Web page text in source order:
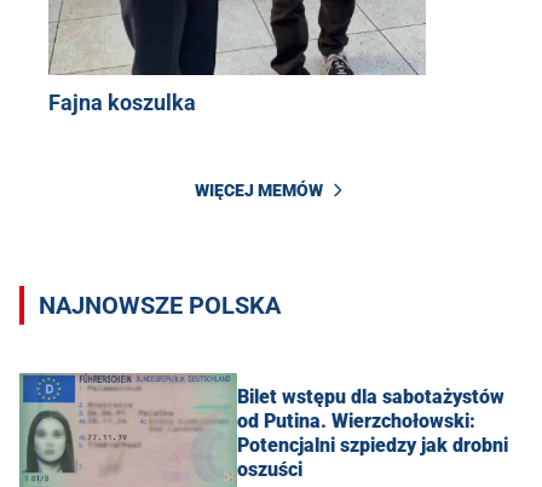
Fajna koszulka
WIĘCEJ MEMÓW
NAJNOWSZE POLSKA
Bilet wstępu dla sabotażystów
od Putina. Wierzchołowski:
Potencjalni szpiedzy jak drobni
oszuści